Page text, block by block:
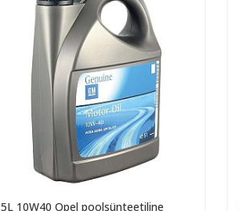
5L 10W40 Opel poolsünteetiline